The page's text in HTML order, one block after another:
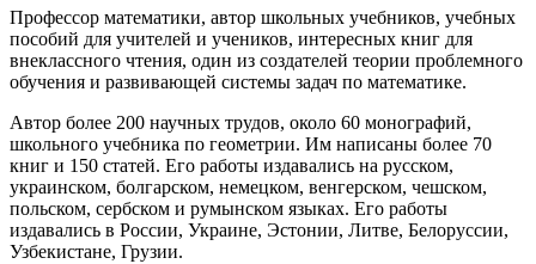
Профессор математики, автор школьных учебников, учебных
пособий для учителей и учеников, интересных книг для
внеклассного чтения, один из создателей теории проблемного
обучения и развивающей системы задач по математике.
Автор более 200 научных трудов, около 60 монографий,
школьного учебника по геометрии. Им написаны более 70
книг и 150 статей. Его работы издавались на русском,
украинском, болгарском, немецком, венгерском, чешском,
польском, сербском и румынском языках. Его работы
издавались в России, Украине, Эстонии, Литве, Белоруссии,
Узбекистане, Грузии.